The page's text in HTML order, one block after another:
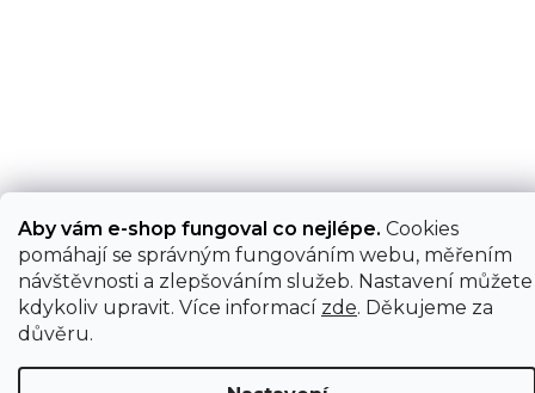
Aby vám e-shop fungoval co nejlépe. Cookies
pomáhají se správným fungováním webu, měřením
návštěvnosti a zlepšováním služeb. Nastavení můžete
kdykoliv upravit. Více informací zde. Děkujeme za
důvěru.